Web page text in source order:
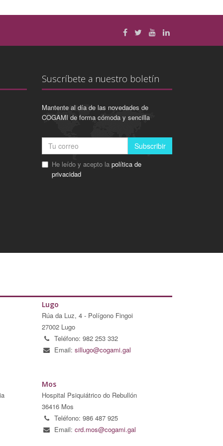
Suscríbete a nuestro boletín
Mantente al día de las novedades de
COGAMI de forma cómoda y sencilla
Subscribir
He leído y acepto la política de
privacidad
Lugo
Rúa da Luz, 4 - Polígono Fingoi
27002 Lugo
Teléfono: 982 253 332
Email: sillugo@cogami.gal
Mos
Hospital Psiquiátrico do Rebullón
36416 Mos
Teléfono: 986 487 925
Email: crd.mos@cogami.gal